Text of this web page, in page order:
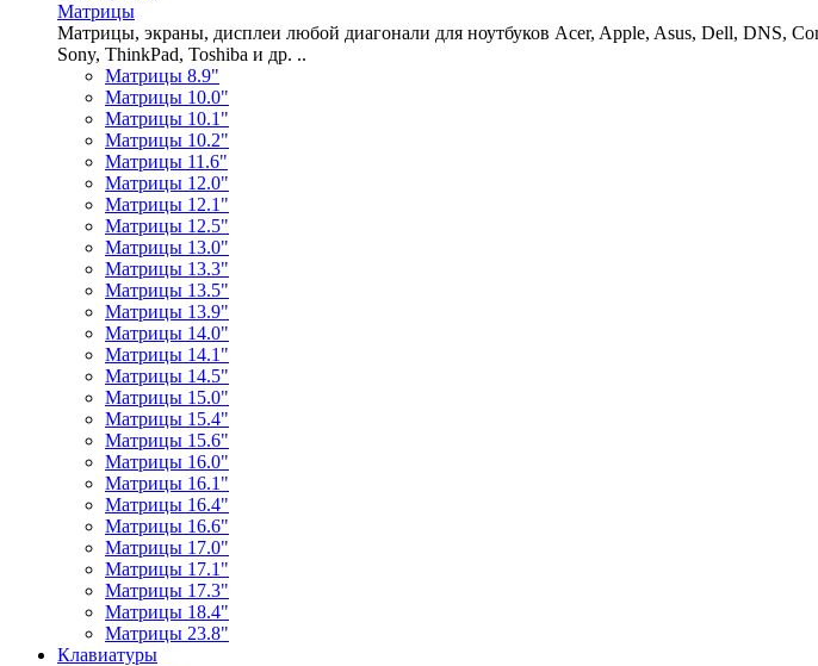
Матрицы
Матрицы, экраны, дисплеи любой диагонали для ноутбуков Acer, Apple, Asus, Dell, DNS,
Sony, ThinkPad, Toshiba и др. ..
Матрицы 8.9"
Матрицы 10.0"
Матрицы 10.1"
Матрицы 10.2"
Матрицы 11.6"
Матрицы 12.0"
Матрицы 12.1"
Матрицы 12.5"
Матрицы 13.0"
Матрицы 13.3"
Матрицы 13.5"
Матрицы 13.9"
Матрицы 14.0"
Матрицы 14.1"
Матрицы 14.5"
Матрицы 15.0"
Матрицы 15.4"
Матрицы 15.6"
Матрицы 16.0"
Матрицы 16.1"
Матрицы 16.4"
Матрицы 16.6"
Матрицы 17.0"
Матрицы 17.1"
Матрицы 17.3"
Матрицы 18.4"
Матрицы 23.8"
Клавиатуры